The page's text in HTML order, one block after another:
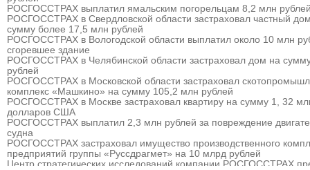
РОСГОССТРАХ выплатил ямальским погорельцам 8,2 млн
РОСГОССТРАХ в Свердловской области застраховал частный
сумму более 17,5 млн рублей
РОСГОССТРАХ в Вологодской области выплатил около 10 млн
сгоревшее здание
РОСГОССТРАХ в Челябинской области застраховал дом на
рублей
РОСГОССТРАХ в Московской области застраховал
комплекс «Машкино» на сумму 105,2 млн рублей
РОСГОССТРАХ в Москве застраховал квартиру на сумму 1, 32
долларов США
РОСГОССТРАХ выплатил 2,3 млн рублей за повреждение
судна
РОСГОССТРАХ застраховал имущество производственного
предприятий группы «Руссдрагмет» на 10 млрд рублей
Центр стратегических исследований компании РОСГОССТРАХ